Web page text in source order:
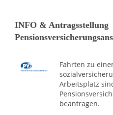
INFO & Antragsstellung
Fahrten zu
Arbeitsplatz
beantragen.